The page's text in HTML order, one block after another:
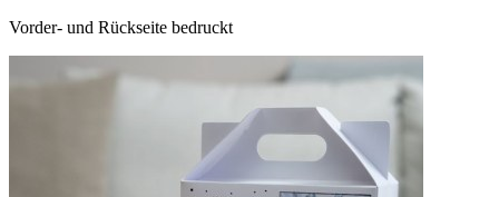
Vorder- und Rückseite bedruckt